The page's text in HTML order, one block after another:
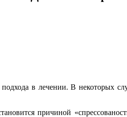
в лечении. В некоторых
причиной